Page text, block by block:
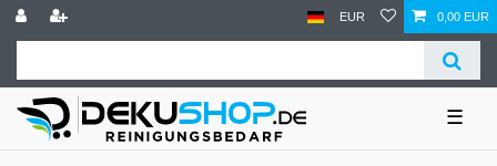
EUR 0,00 EUR
☰